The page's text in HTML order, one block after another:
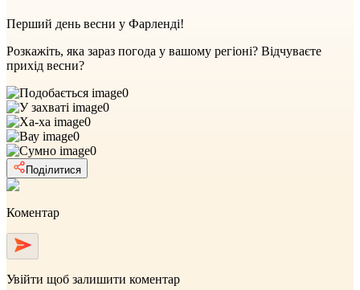
Перший день весни у Фарленді!
Розкажіть, яка зараз погода у вашому регіоні? Відчуваєте
прихід весни?
0
0
0
0
0
Поділитися
Коментар
Увійти щоб залишити коментар